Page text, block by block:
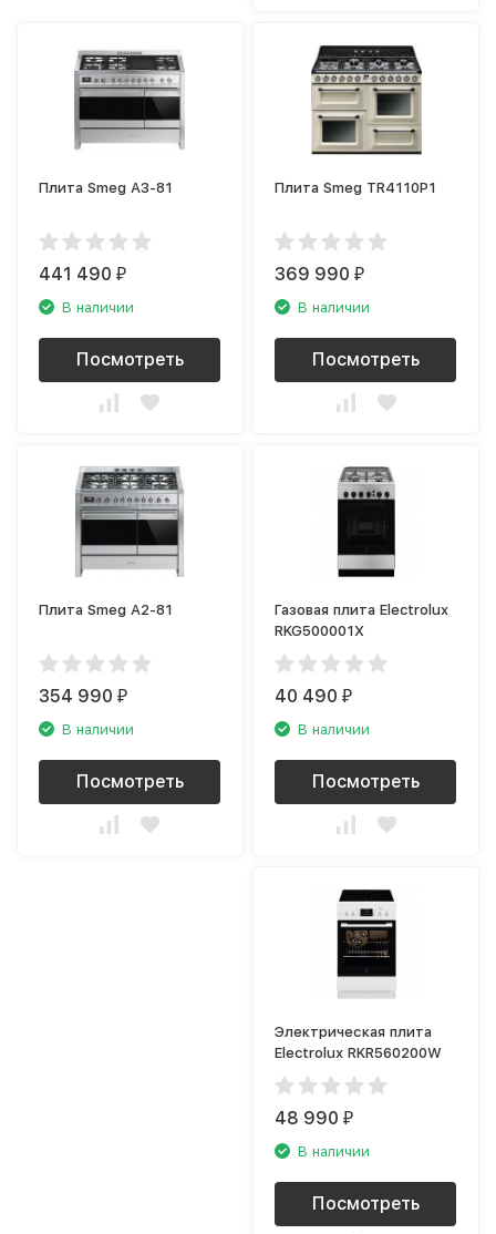
Плита Smeg A3-81
441 490₽
В наличии
Посмотреть
Плита Smeg TR4110P1
369 990₽
В наличии
Посмотреть
Плита Smeg A2-81
354 990₽
В наличии
Посмотреть
Газовая плита Electrolux
RKG500001X
40 490₽
В наличии
Посмотреть
Электрическая плита
Electrolux RKR560200W
48 990₽
В наличии
Посмотреть